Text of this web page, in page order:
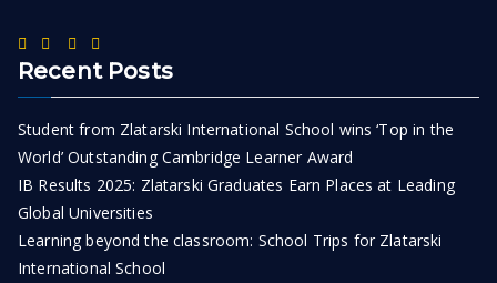
Recent Posts
Student from Zlatarski International School wins ‘Top in the
World’ Outstanding Cambridge Learner Award
IB Results 2025: Zlatarski Graduates Earn Places at Leading
Global Universities
Learning beyond the classroom: School Trips for Zlatarski
International School